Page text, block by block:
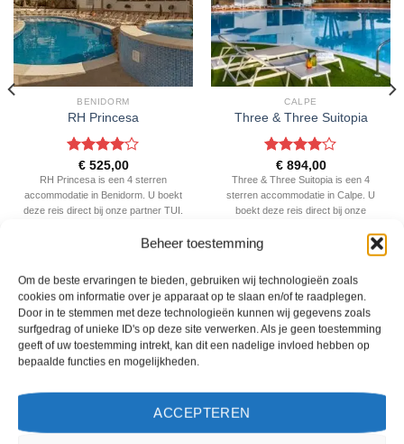
Beheer toestemming
Om de beste ervaringen te bieden, gebruiken wij technologieën zoals
cookies om informatie over je apparaat op te slaan en/of te raadplegen.
Door in te stemmen met deze technologieën kunnen wij gegevens zoals
surfgedrag of unieke ID's op deze site verwerken. Als je geen toestemming
geeft of uw toestemming intrekt, kan dit een nadelige invloed hebben op
bepaalde functies en mogelijkheden.
ACCEPTEREN
BENIDORM
RH Princesa
Gewaardeerd
4uit 5
€525,00
RH Princesa is een 4 sterren
accommodatie in Benidorm. U boekt
deze reis direct bij onze partner TUI.
CALPE
Three & Three Suitopia
Gewaardeerd
4uit 5
€894,00
Three & Three Suitopia is een 4
sterren accommodatie in Calpe. U
boekt deze reis direct bij onze
WAT ZE OVER ONS ZEGGEN